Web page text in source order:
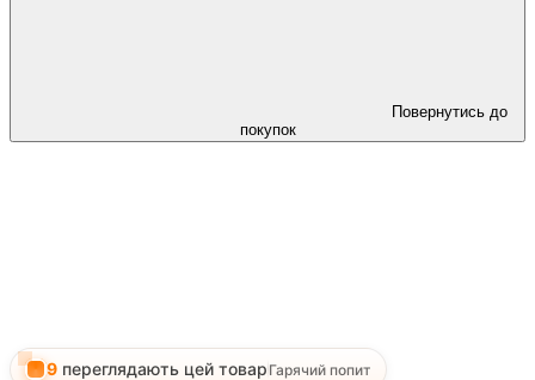
Повернутись до
покупок
9 переглядають цей товарГарячий попит